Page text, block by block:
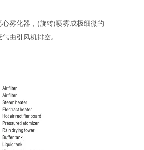
雾化器，(旋转)喷雾成极细微的
由引风机排空。